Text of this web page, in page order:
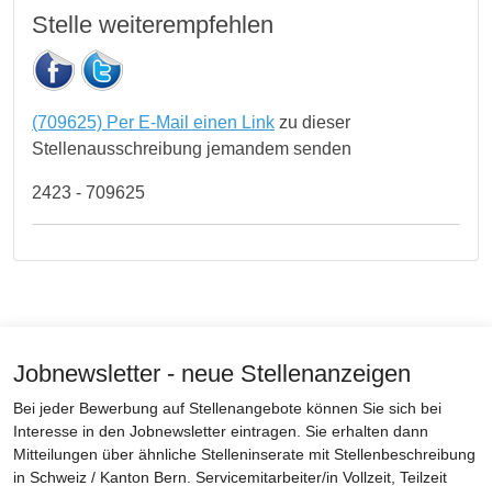
Stelle weiterempfehlen
(709625) Per E-Mail einen Link zu dieser
Stellenausschreibung jemandem senden
2423 - 709625
Jobnewsletter - neue Stellenanzeigen
Bei jeder Bewerbung auf Stellenangebote können Sie sich bei
Interesse in den Jobnewsletter eintragen. Sie erhalten dann
Mitteilungen über ähnliche Stelleninserate mit Stellenbeschreibung
in Schweiz / Kanton Bern. Servicemitarbeiter/in Vollzeit, Teilzeit